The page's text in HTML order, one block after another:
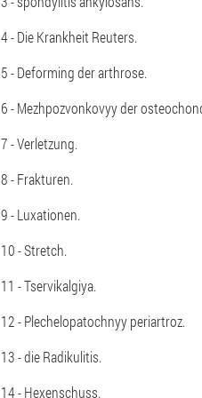
4 - Die Krankheit Reuters.
5 - Deforming der arthrose.
6 - Mezhpozvonkovyy der
7 - Verletzung.
8 - Frakturen.
9 - Luxationen.
10 - Stretch.
11 - Tservikalgiya.
12 - Plechelopatochnyy periartroz.
13 - die Radikulitis.
14 - Hexenschuss.